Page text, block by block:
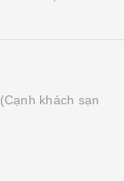
khách sạn